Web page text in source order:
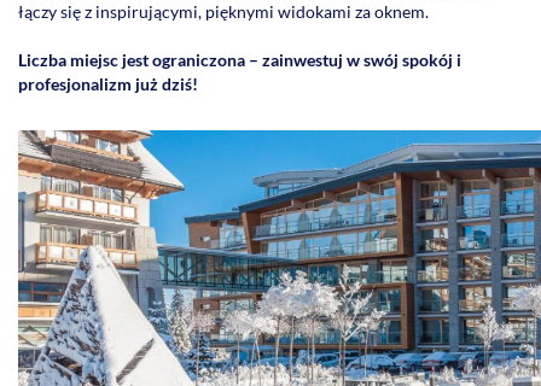
łączy się z inspirującymi, pięknymi widokami za oknem.
Liczba miejsc jest ograniczona – zainwestuj w swój spokój i
profesjonalizm już dziś!